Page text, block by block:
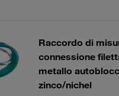
Raccordo di
connessione
metallo
zinco/nichel